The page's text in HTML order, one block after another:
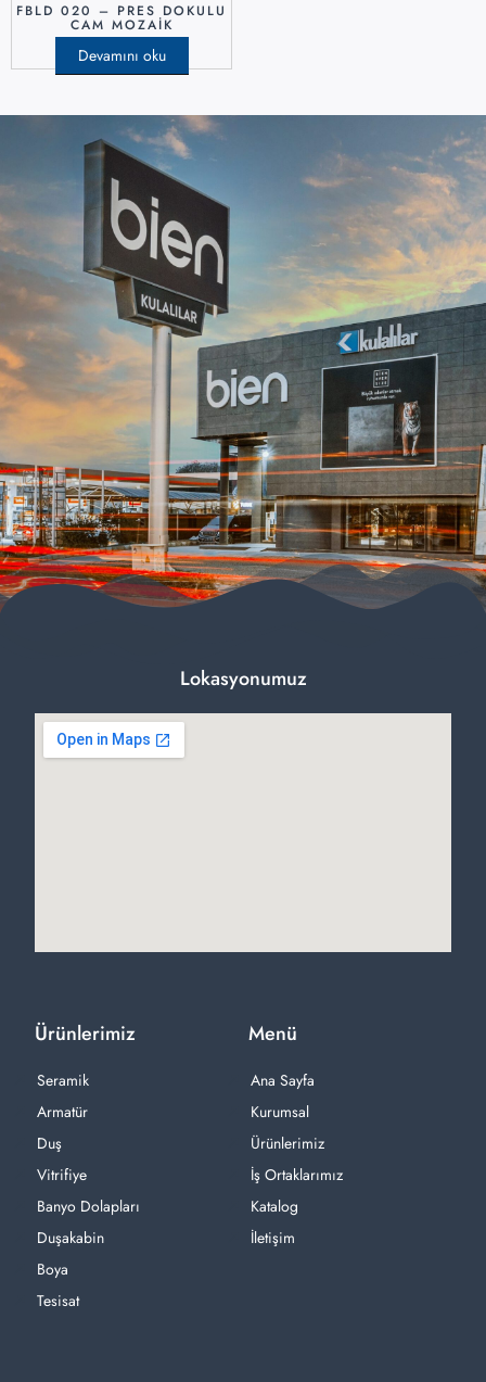
FBLD 020 – PRES DOKULU
CAM MOZAIK
Devamını oku
Menü
Ana Sayfa
Kurumsal
Ürünlerimiz
İş Ortaklarımız
Katalog
İletişim
Ürünlerimiz
Seramik
Armatür
Duş
Vitrifiye
Banyo Dolapları
Duşakabin
Boya
Tesisat
Lokasyonumuz